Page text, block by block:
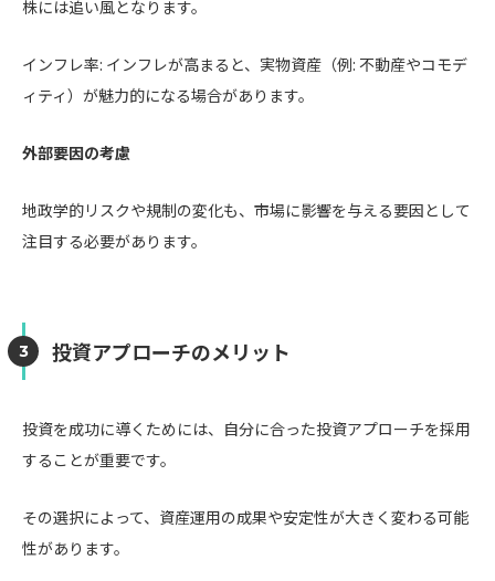
株には追い風となります。
インフレ率: インフレが高まると、実物資産（例: 不動産やコモデ
ィティ）が魅力的になる場合があります。
外部要因の考慮
地政学的リスクや規制の変化も、市場に影響を与える要因として
注目する必要があります。
投資アプローチのメリット
投資を成功に導くためには、自分に合った投資アプローチを採用
することが重要です。
その選択によって、資産運用の成果や安定性が大きく変わる可能
性があります。